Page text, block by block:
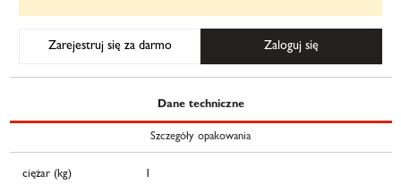
Zarejestruj się za darmo Zaloguj się
Dane techniczne
Szczegóły opakowania
ciężar (kg) 1